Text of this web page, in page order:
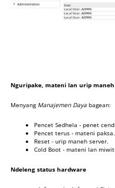
Nguripake, mateni lan urip
Menyang Manajemen Daya bagean:
Pencet Sedhela - penet
Pencet terus - mateni paksa.
Reset - urip maneh server.
Cold Boot - mateni lan
Ndeleng status hardware